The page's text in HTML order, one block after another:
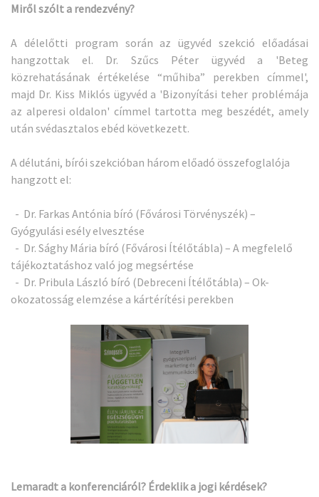
Miről szólt a rendezvény?
A délelőtti program során az ügyvéd szekció előadásai
hangzottak el. Dr. Szűcs Péter ügyvéd a 'Beteg
közrehatásának értékelése “műhiba” perekben címmel',
majd Dr. Kiss Miklós ügyvéd a 'Bizonyítási teher problémája
az alperesi oldalon' címmel tartotta meg beszédét, amely
után svédasztalos ebéd következett.
A délutáni, bírói szekcióban három előadó összefoglalója
hangzott el:
- Dr. Farkas Antónia bíró (Fővárosi Törvényszék) –
Gyógyulási esély elvesztése
- Dr. Sághy Mária bíró (Fővárosi Ítélőtábla) – A megfelelő
tájékoztatáshoz való jog megsértése
- Dr. Pribula László bíró (Debreceni Ítélőtábla) – Ok-
okozatosság elemzése a kártérítési perekben
Lemaradt a konferenciáról? Érdeklik a jogi kérdések?